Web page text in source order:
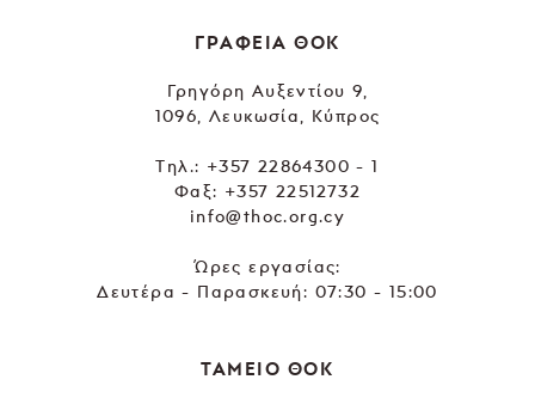
ΓΡΑΦΕΙΑ ΘΟΚ
Γρηγόρη Αυξεντίου 9,
1096, Λευκωσία, Κύπρος
Tηλ.: +357 22864300 - 1
Φαξ: +357 22512732
info@thoc.org.cy
Ώρες εργασίας:
Δευτέρα - Παρασκευή: 07:30 - 15:00
ΤΑΜΕΙΟ ΘΟΚ